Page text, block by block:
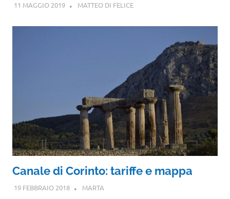
11 MAGGIO 2019 MATTEO DI FELICE
Canale di Corinto: tariffe e mappa
19 FEBBRAIO 2018 MARTA